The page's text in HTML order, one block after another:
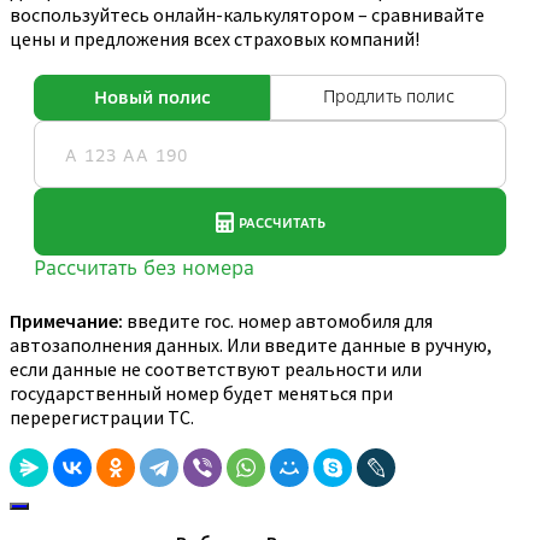
воспользуйтесь онлайн-калькулятором – сравнивайте
цены и предложения всех страховых компаний!
Примечание: введите гос. номер автомобиля для
автозаполнения данных. Или введите данные в ручную,
если данные не соответствуют реальности или
государственный номер будет меняться при
перерегистрации ТС.